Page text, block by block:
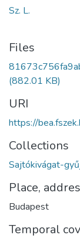
Sz. L.
Files
(882.01 KB)
URI
https://
Collections
Sajtókivágat-
Place,
Budapest
Temporal